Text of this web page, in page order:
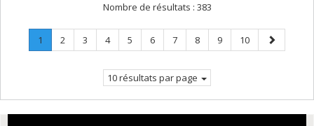
Nombre de résultats : 383
Page
1
Page
Page
2 Page
3 Page
4 Page
5 Page
6 Page
7 Page
8 Page
9 Page
10
Page
suivante
10 résultats par page